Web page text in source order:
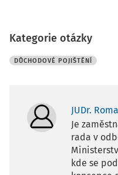
Kategorie otázky
DŮCHODOVÉ POJIŠTĚNÍ
JUDr.
Je
rada v
kde se